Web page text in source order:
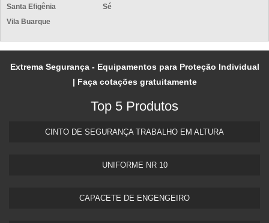
Santa Efigênia
Sé
Vila Buarque
Extrema Segurança - Equipamentos para Proteção Individual
| Faça cotações gratuitamente
Top 5 Produtos
CINTO DE SEGURANÇA TRABALHO EM ALTURA
UNIFORME NR 10
CAPACETE DE ENGENGEIRO